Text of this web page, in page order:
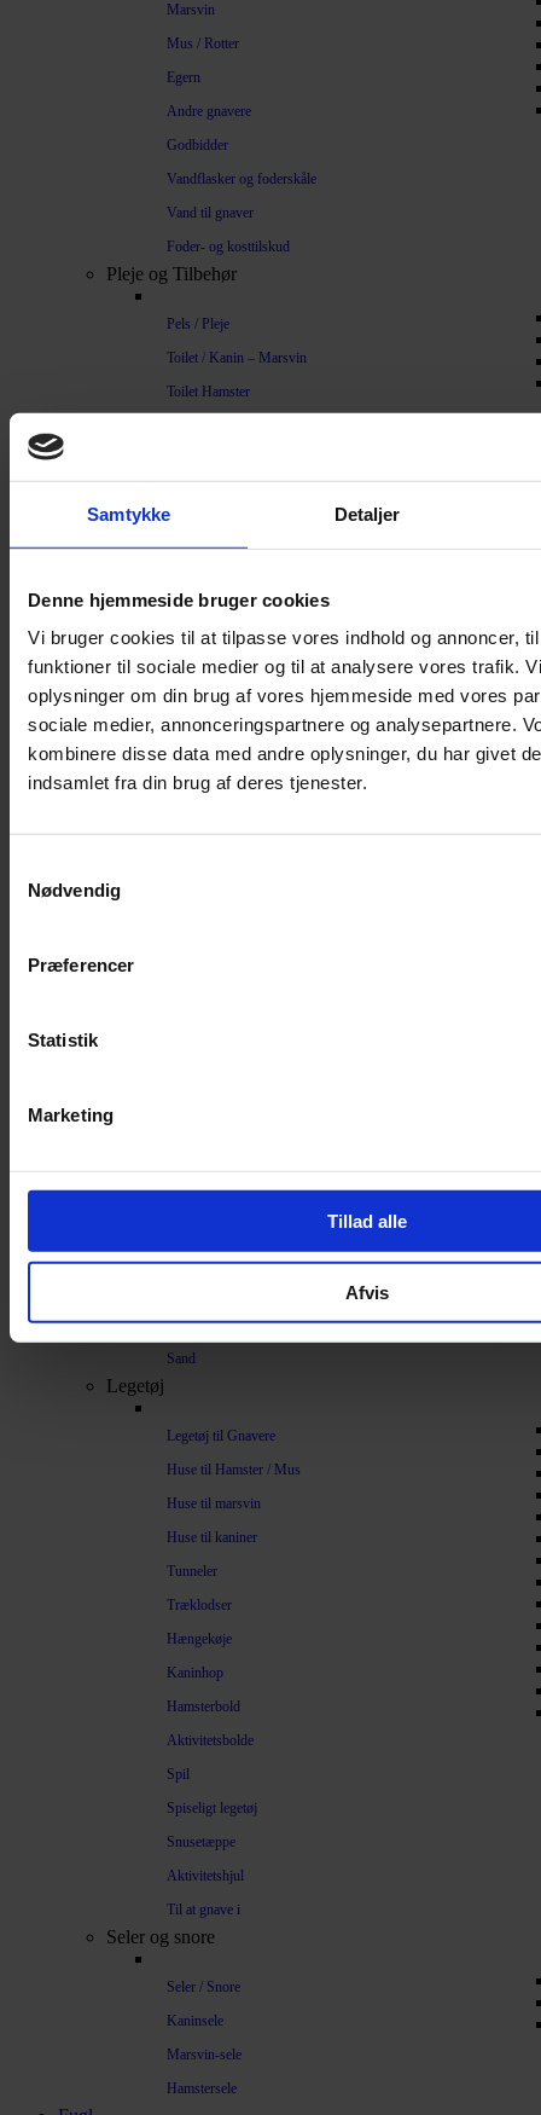
Samtykke Detaljer
Denne hjemmeside bruger cookies
Vi bruger cookies til at tilpasse vores indhold og annoncer,
funktioner til sociale medier og til at analysere vores trafik.
oplysninger om din brug af vores hjemmeside med vores
sociale medier, annonceringspartnere og analysepartnere.
kombinere disse data med andre oplysninger, du har givet
indsamlet fra din brug af deres tjenester.
Nødvendig
Præferencer
Statistik
Marketing
Tillad alle
Afvis
Marsvin
Mus / Rotter
Egern
Andre gnavere
Godbidder
Vandflasker og foderskåle
Vand til gnaver
Foder- og kosttilskud
Pleje og Tilbehør
Pels / Pleje
Toilet / Kanin – Marsvin
Toilet Hamster
Bure
Kaninbur
Rottebur
Marsvinebur
Løbegård
Overdækning løbegård
Indretning til bure
Bark
Spelt
Vat
Sand
Legetøj
Legetøj til Gnavere
Huse til Hamster / Mus
Huse til marsvin
Huse til kaniner
Tunneler
Træklodser
Hængekøje
Kaninhop
Hamsterbold
Aktivitetsbolde
Spil
Spiseligt legetøj
Snusetæppe
Aktivitetshjul
Til at gnave i
Seler og snore
Seler / Snore
Kaninsele
Marsvin-sele
Hamstersele